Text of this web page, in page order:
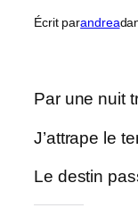
Écrit parandrea
Par une nuit
J’attrape le
Le destin